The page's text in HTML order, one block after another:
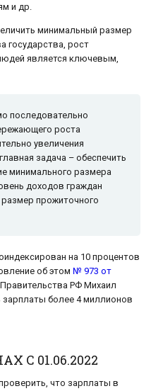
и др.
минимальный размер
государства, рост
является ключевым,
последовательно
роста
увеличения
задача – обеспечить
минимального размера
доходов граждан
прожиточного
на 10 процентов
об этом № 973 от
РФ Михаил
более 4 миллионов
С 01.06.2022
что зарплаты в